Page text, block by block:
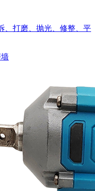
、打磨、抛光、修整、平